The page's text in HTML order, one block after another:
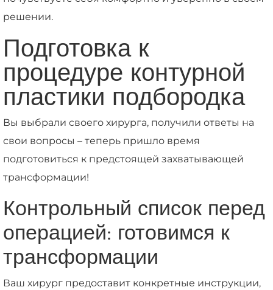
решении.
Подготовка к
процедуре контурной
пластики подбородка
Вы выбрали своего хирурга, получили ответы на
свои вопросы – теперь пришло время
подготовиться к предстоящей захватывающей
трансформации!
Контрольный список перед
операцией: готовимся к
трансформации
Ваш хирург предоставит конкретные инструкции,